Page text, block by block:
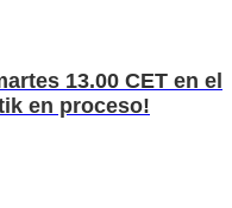
13.00 CET en el
en proceso!